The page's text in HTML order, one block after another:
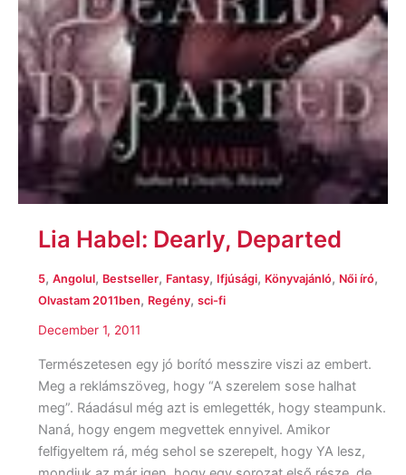
Lia Habel: Dearly, Departed
5, Angolul, Bestseller, Fantasy, Ifjúsági, Könyvajánló, Női író,
Olvastam 2011ben, Regény, sci-fi
December 1, 2011
Természetesen egy jó borító messzire viszi az embert.
Meg a reklámszöveg, hogy “A szerelem sose halhat
meg”. Ráadásul még azt is emlegették, hogy steampunk.
Naná, hogy engem megvettek ennyivel. Amikor
felfigyeltem rá, még sehol se szerepelt, hogy YA lesz,